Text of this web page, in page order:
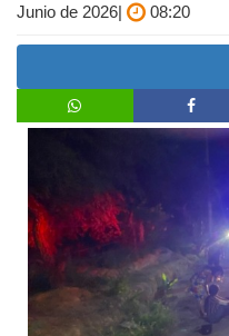
Junio de 2026|
08:20